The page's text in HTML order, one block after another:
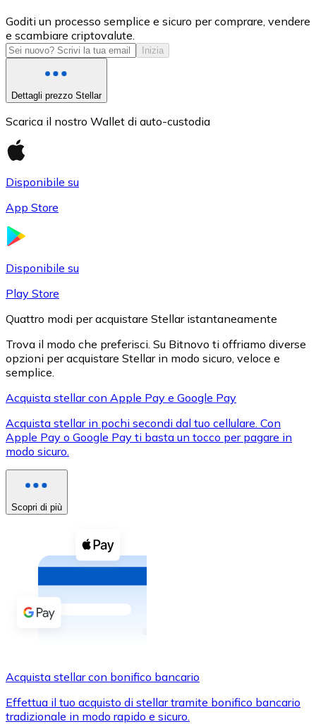
USD Coin
USDC
XRP
XRP
Vedi tutto
Buoni cripto
Acquista criptovalute in contanti e altri mezzi di
Acquista con contanti
Bonifico SEPA
Usa le carte Visa e Mastercard per acquistare
Goditi un processo semplice e sicuro per comprare, vendere
e scambiare criptovalute.
Inizia
Dettagli prezzo Stellar
Scarica il nostro Wallet di auto-custodia
Disponibile su
App Store
Disponibile su
Play Store
Quattro modi per acquistare Stellar istantaneamente
Trova il modo che preferisci. Su Bitnovo ti offriamo diverse
opzioni per acquistare Stellar in modo sicuro, veloce e
semplice.
Acquista stellar con Apple Pay e Google Pay
Acquista stellar in pochi secondi dal tuo cellulare. Con
Apple Pay o Google Pay ti basta un tocco per pagare in
modo sicuro.
Scopri di più
Acquista stellar con bonifico bancario
Effettua il tuo acquisto di stellar tramite bonifico bancario
tradizionale in modo rapido e sicuro.